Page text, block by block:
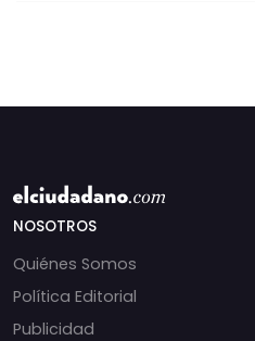
NOSOTROS
Quiénes Somos
Política Editorial
Publicidad